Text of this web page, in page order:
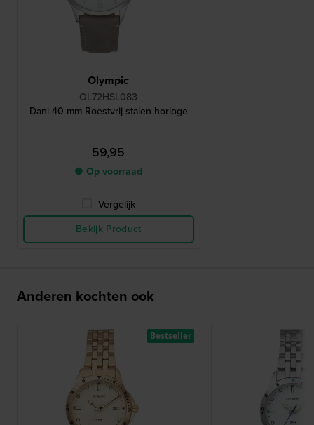
Olympic
OL72HSL083
Dani 40 mm Roestvrij stalen horloge
59,95
● Op voorraad
Vergelijk
Bekijk Product
Anderen kochten ook
Bestseller